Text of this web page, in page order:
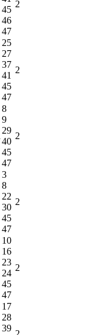
45
46
47
2
25
27
37
41
45
47
2
8
9
29
40
45
47
2
3
8
22
30
45
47
2
10
16
23
24
45
47
2
17
28
39